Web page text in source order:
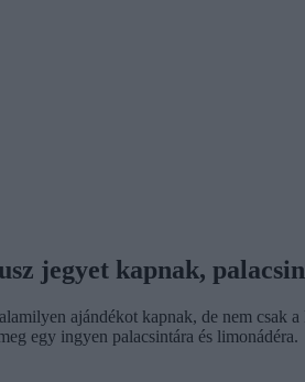
jegyet kapnak,
ajándékot kapnak, de nem csak
egy ingyen palacsintára és limonádéra.